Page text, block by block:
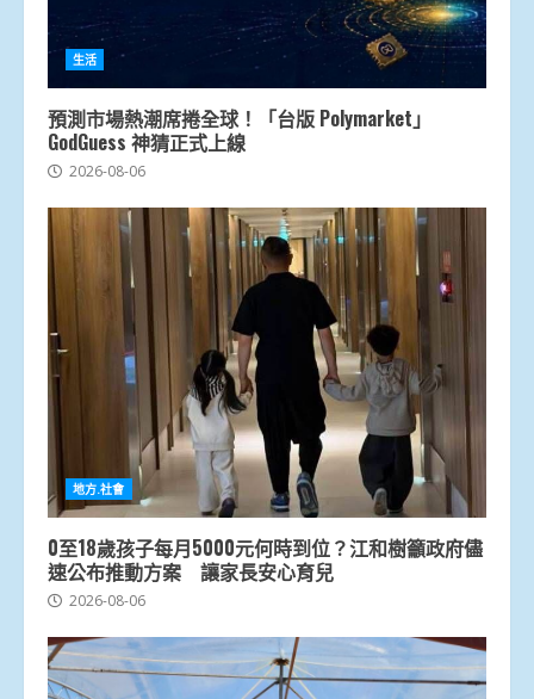
生活
預測市場熱潮席捲全球！「台版 Polymarket」
GodGuess 神猜正式上線
2026-08-06
地方.社會
0至18歲孩子每月5000元何時到位？江和樹籲政府儘
速公布推動方案 讓家長安心育兒
2026-08-06